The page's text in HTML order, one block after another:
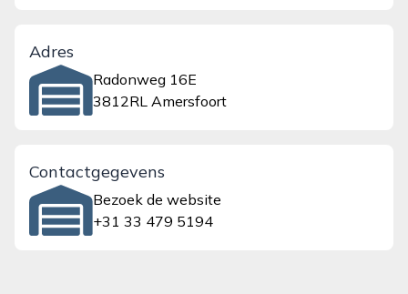
Adres
Radonweg 16E
3812RL Amersfoort
Contactgegevens
Bezoek de website
+31 33 479 5194